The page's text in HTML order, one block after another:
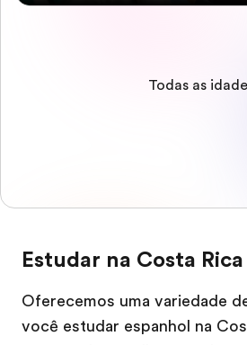
Todas as
Estudar na Costa Rica
Oferecemos uma variedade
você estudar espanhol na